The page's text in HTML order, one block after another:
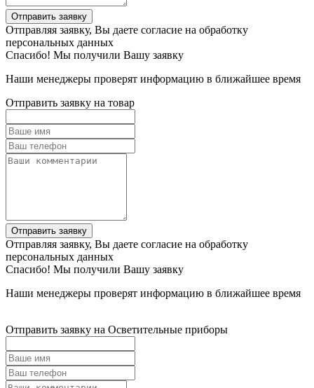
Отправить заявку
Отправляя заявку, Вы даете согласие на обработку
персональных данных
Спасибо! Мы получили Вашу заявку
Наши менеджеры проверят информацию в ближайшее время
Отправить заявку на товар
Отправить заявку
Отправляя заявку, Вы даете согласие на обработку
персональных данных
Спасибо! Мы получили Вашу заявку
Наши менеджеры проверят информацию в ближайшее время
Отправить заявку на Осветительные приборы